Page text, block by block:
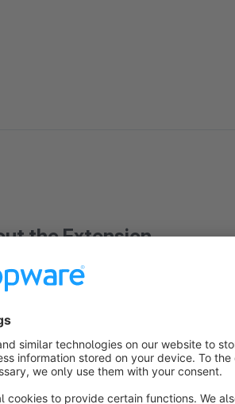
the Extension
kennt das Problem, dass sofern man
Dabei muss man mühselig jeden
Plugin, wird ein "Alles Löschen"
jedes Artikels